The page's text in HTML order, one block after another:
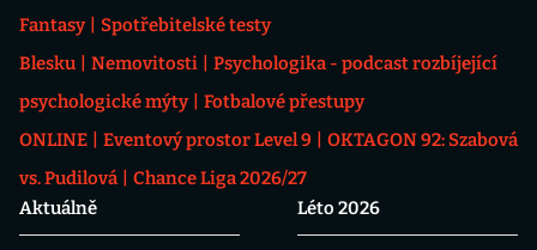
Fantasy
Spotřebitelské testy
Blesku
Nemovitosti
Psychologika - podcast rozbíjející
psychologické mýty
Fotbalové přestupy
ONLINE
Eventový prostor Level 9
OKTAGON 92: Szabová
vs. Pudilová
Chance Liga 2026/27
Aktuálně
Léto 2026